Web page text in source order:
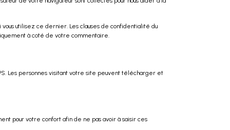
utilisez ce dernier. Les clauses de confidentialité du
à coté de votre commentaire.
Les personnes visitant votre site peuvent télécharger et
pour votre confort afin de ne pas avoir à saisir ces